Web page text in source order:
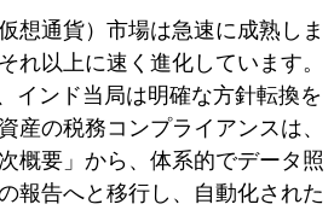
想通貨）市場は急速に成熟しま
れ以上に速く進化しています。
インド当局は明確な方針転換を
産の税務コンプライアンスは、
概要」から、 体系的でデータ照
報告へと移行し、自動化された